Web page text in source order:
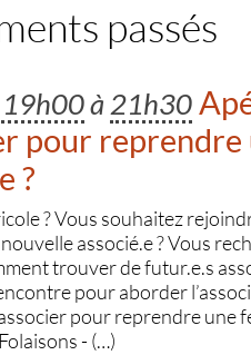
passés
19h00à 21h30
pour
?
? Vous souhaitez
associé.e ? Vous
trouver de futur.e.s
pour aborder
pour reprendre une
- (…)